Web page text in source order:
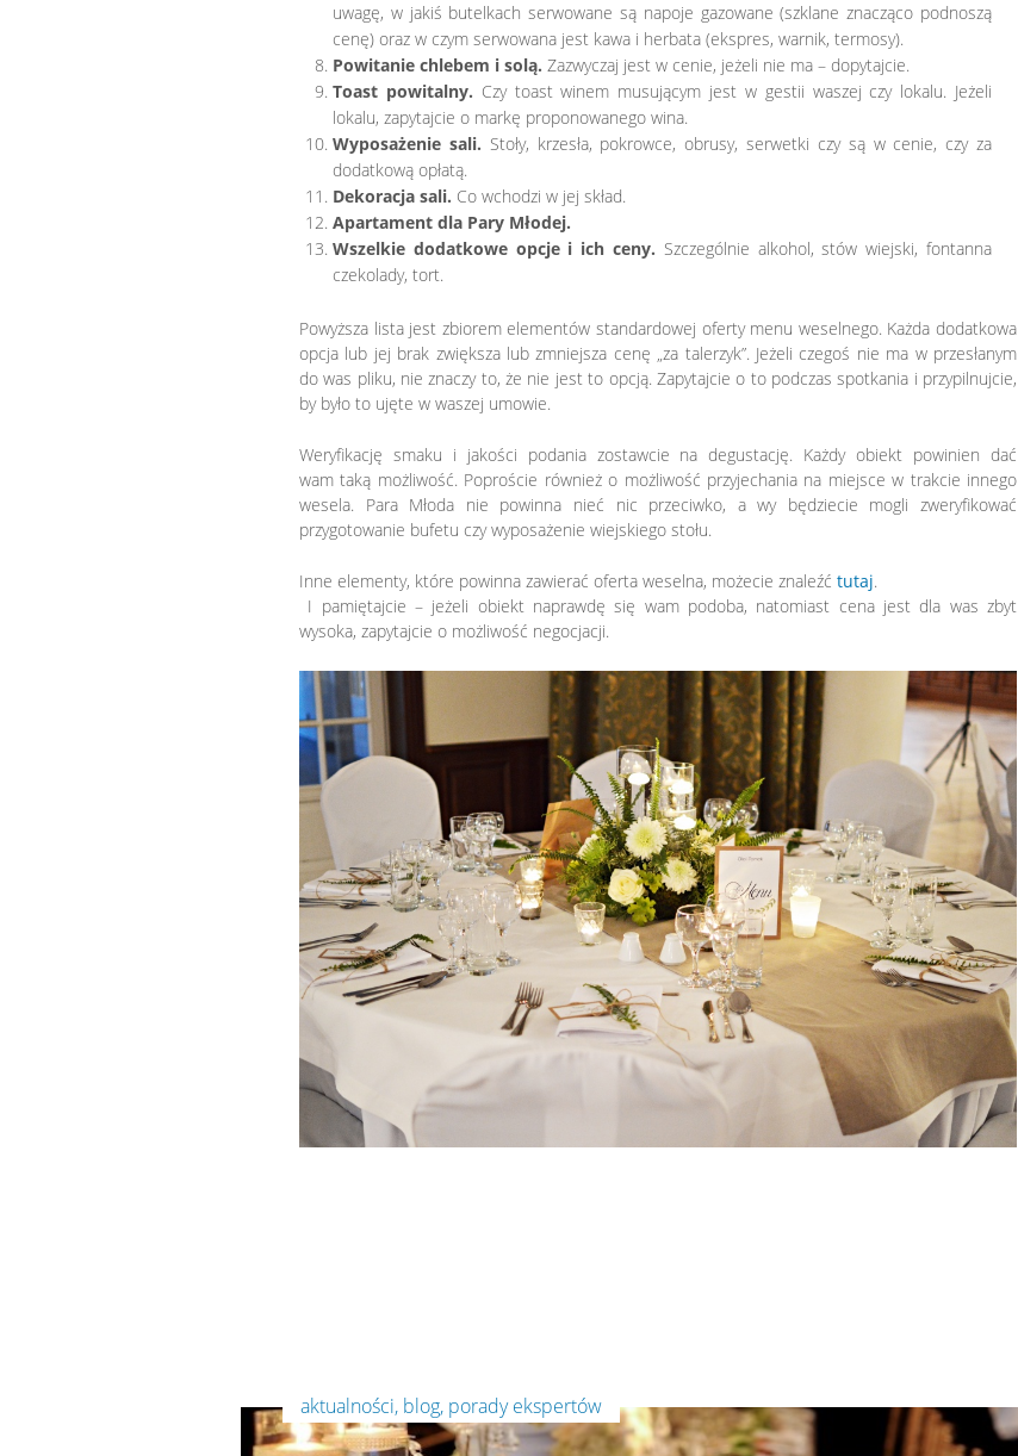
uwagę, w jakiś butelkach serwowane są napoje gazowane (szklane znacząco podnoszą
cenę) oraz w czym serwowana jest kawa i herbata (ekspres, warnik, termosy).
Powitanie chlebem i solą. Zazwyczaj jest w cenie, jeżeli nie ma – dopytajcie.
Toast powitalny. Czy toast winem musującym jest w gestii waszej czy lokalu. Jeżeli
lokalu, zapytajcie o markę proponowanego wina.
Wyposażenie sali. Stoły, krzesła, pokrowce, obrusy, serwetki czy są w cenie, czy za
dodatkową opłatą.
Dekoracja sali. Co wchodzi w jej skład.
Apartament dla Pary Młodej.
Wszelkie dodatkowe opcje i ich ceny. Szczególnie alkohol, stów wiejski, fontanna
czekolady, tort.
Powyższa lista jest zbiorem elementów standardowej oferty menu weselnego. Każda dodatkowa
opcja lub jej brak zwiększa lub zmniejsza cenę „za talerzyk”. Jeżeli czegoś nie ma w przesłanym
do was pliku, nie znaczy to, że nie jest to opcją. Zapytajcie o to podczas spotkania i przypilnujcie,
by było to ujęte w waszej umowie.
Weryfikację smaku i jakości podania zostawcie na degustację. Każdy obiekt powinien dać
wam taką możliwość. Poproście również o możliwość przyjechania na miejsce w trakcie innego
wesela. Para Młoda nie powinna nieć nic przeciwko, a wy będziecie mogli zweryfikować
przygotowanie bufetu czy wyposażenie wiejskiego stołu.
Inne elementy, które powinna zawierać oferta weselna, możecie znaleźć tutaj.
I pamiętajcie – jeżeli obiekt naprawdę się wam podoba, natomiast cena jest dla was zbyt
wysoka, zapytajcie o możliwość negocjacji.
aktualności, blog, porady ekspertów